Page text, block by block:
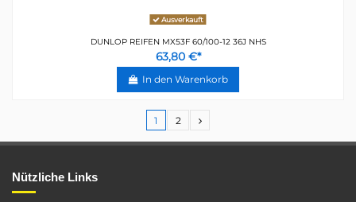
Ausverkauft
DUNLOP REIFEN MX53F 60/100-12 36J NHS
63,80 €*
In den Warenkorb
1 2
Nützliche Links